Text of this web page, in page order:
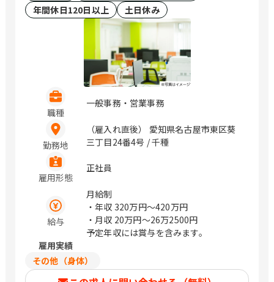
年間休日120日以上
土日休み
職種
一般事務・営業事務
勤務地
（雇入れ直後） 愛知県名古屋市東区葵
三丁目24番4号 / 千種
雇用形態
正社員
給与
月給制
・年収 320万円〜420万円
・月収 20万円〜26万2500円
予定年収には賞与を含みます。
雇用実績
その他（身体）